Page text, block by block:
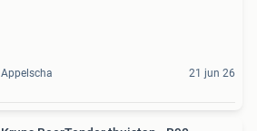
Appelscha 21 jun 26